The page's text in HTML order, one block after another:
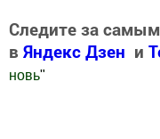
Следите за
в Яндекс Дзен и
новь"